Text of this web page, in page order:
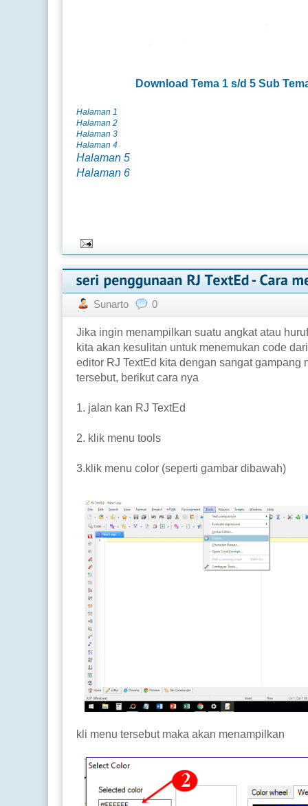
DownloadTema 1 s/d 5 Sub
Halaman 1
Halaman 2
Halaman 3
Halaman 4
Halaman 5
Halaman 6
Sunarto 0
Jika ingin menampilkan suatu angkat atau
kita akan kesulitan untuk menemukan code
editor RJ TextEd kita dengan sangat gampang
tersebut, berikut cara nya
1. jalan kan RJ TextEd
2. klik menu tools
3.klik menu color (seperti gambar dibawah)
kli menu tersebut maka akan menampilkan